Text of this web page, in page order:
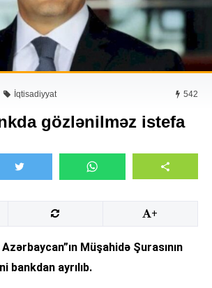
İqtisadiyyat 542
gözlənilməz istefa
+
Müşahidə Şurasının
bankdan ayrılıb.